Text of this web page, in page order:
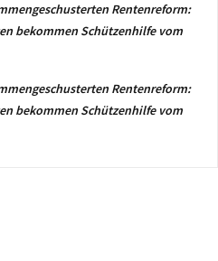
Rentenreform:
bekommen Schützenhilfe vom
Rentenreform:
bekommen Schützenhilfe vom